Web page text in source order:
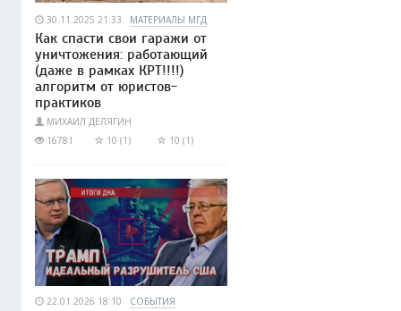
30.11.2025 21:33 МАТЕРИАЛЫ МГД
Как спасти свои гаражи от
уничтожения: работающий
(даже в рамках КРТ!!!!)
алгоритм от юристов-
практиков
МИХАИЛ ДЕЛЯГИН
16781
10 (1) 10 (1)
22.01.2026 18:10 СОБЫТИЯ